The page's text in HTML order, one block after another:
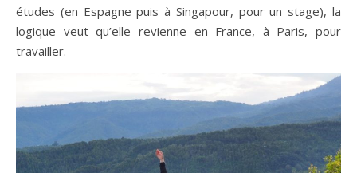
études (en Espagne puis à Singapour, pour un stage), la
logique veut qu’elle revienne en France, à Paris, pour
travailler.